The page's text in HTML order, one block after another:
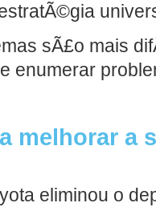
sÃ£o mais
enumerar
melhorar a
eliminou o